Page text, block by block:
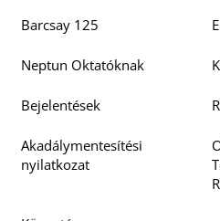
Barcsay 125
Neptun Oktatóknak
Bejelentések
Akadálymentesítési
nyilatkozat